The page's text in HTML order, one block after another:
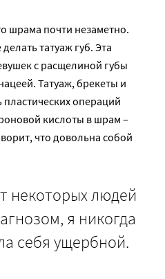
шрама почти незаметно.
татуаж губ. Эта
с расщелиной губы
Татуаж, брекеты и
пластических операций
кислоты в шрам –
что довольна собой
некоторых людей
я никогда
себя ущербной.